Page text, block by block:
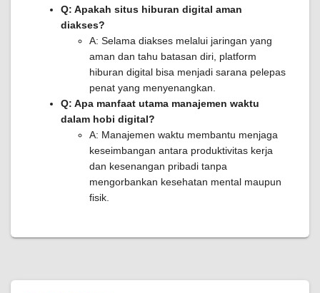
Q: Apakah situs hiburan digital aman
diakses?
A: Selama diakses melalui jaringan yang
aman dan tahu batasan diri, platform
hiburan digital bisa menjadi sarana pelepas
penat yang menyenangkan.
Q: Apa manfaat utama manajemen waktu
dalam hobi digital?
A: Manajemen waktu membantu menjaga
keseimbangan antara produktivitas kerja
dan kesenangan pribadi tanpa
mengorbankan kesehatan mental maupun
fisik.